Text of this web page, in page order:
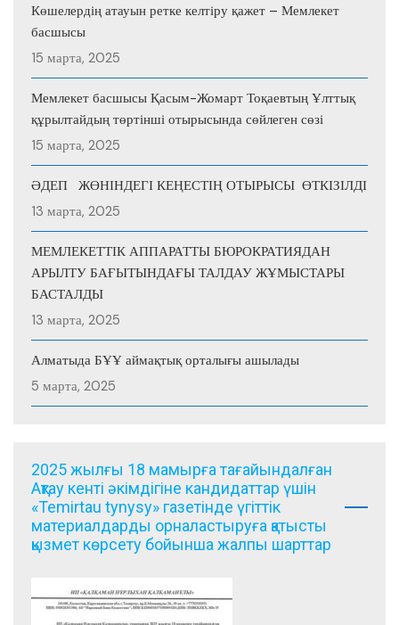
Көшелердің атауын ретке келтіру қажет – Мемлекет
басшысы
15 марта, 2025
Мемлекет басшысы Қасым-Жомарт Тоқаевтың Ұлттық
құрылтайдың төртінші отырысында сөйлеген сөзі
15 марта, 2025
ӘДЕП ЖӨНІНДЕГІ КЕҢЕСТІҢ ОТЫРЫСЫ ӨТКІЗІЛДІ
13 марта, 2025
МЕМЛЕКЕТТІК АППАРАТТЫ БЮРОКРАТИЯДАН
АРЫЛТУ БАҒЫТЫНДАҒЫ ТАЛДАУ ЖҰМЫСТАРЫ
БАСТАЛДЫ
13 марта, 2025
Алматыда БҰҰ аймақтық орталығы ашылады
5 марта, 2025
2025 жылғы 18 мамырға тағайындалған
Ақтау кенті әкімдігіне кандидаттар үшін
«Temirtau tynysy» газетінде үгіттік
материалдарды орналастыруға қатысты
қызмет көрсету бойынша жалпы шарттар